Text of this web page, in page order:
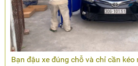
Bạn đậu xe đúng chỗ và chỉ cần